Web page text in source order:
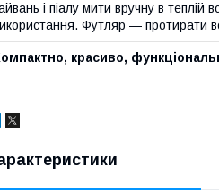
і піалу мити вручну в
Футляр — протирати
красиво,